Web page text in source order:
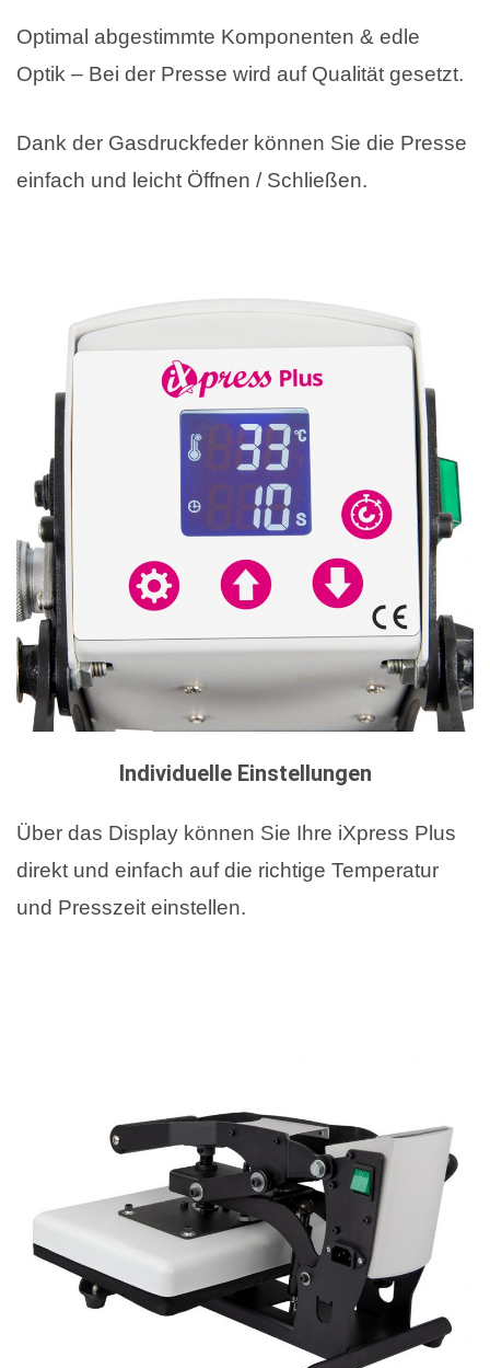
Optimal abgestimmte Komponenten & edle
Optik – Bei der Presse wird auf Qualität gesetzt.
Dank der Gasdruckfeder können Sie die Presse
einfach und leicht Öffnen / Schließen.
Individuelle Einstellungen
Über das Display können Sie Ihre iXpress Plus
direkt und einfach auf die richtige Temperatur
und Presszeit einstellen.